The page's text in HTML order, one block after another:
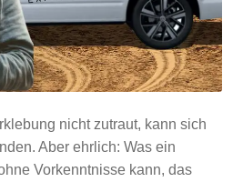
nicht zutraut, kann sich
Aber ehrlich: Was ein
Vorkenntnisse kann, das